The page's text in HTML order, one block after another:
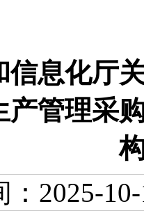
信息化厅
产管理采
：2025-